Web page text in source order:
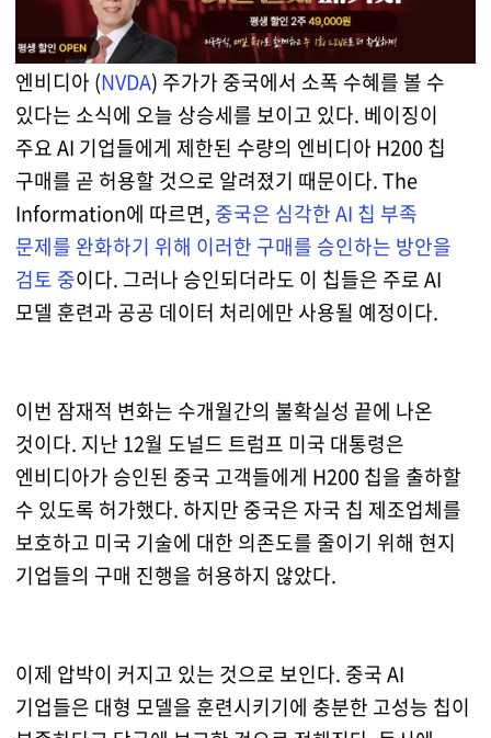
엔비디아 (NVDA) 주가가 중국에서 소폭 수혜를 볼 수
있다는 소식에 오늘 상승세를 보이고 있다. 베이징이
주요 AI 기업들에게 제한된 수량의 엔비디아 H200 칩
구매를 곧 허용할 것으로 알려졌기 때문이다.The
Information에 따르면, 중국은 심각한 AI 칩 부족
문제를 완화하기 위해 이러한 구매를 승인하는 방안을
검토 중이다. 그러나 승인되더라도 이 칩들은 주로 AI
모델 훈련과 공공 데이터 처리에만 사용될 예정이다.
이번 잠재적 변화는 수개월간의 불확실성 끝에 나온
것이다. 지난 12월 도널드 트럼프 미국 대통령은
엔비디아가 승인된 중국 고객들에게 H200 칩을 출하할
수 있도록 허가했다. 하지만 중국은 자국 칩 제조업체를
보호하고 미국 기술에 대한 의존도를 줄이기 위해 현지
기업들의 구매 진행을 허용하지 않았다.
이제 압박이 커지고 있는 것으로 보인다. 중국 AI
기업들은 대형 모델을 훈련시키기에 충분한 고성능 칩이